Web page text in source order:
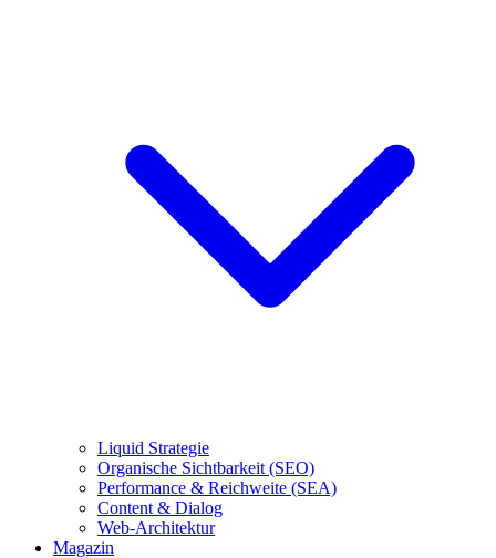
Liquid Strategie
Organische Sichtbarkeit (SEO)
Performance & Reichweite (SEA)
Content & Dialog
Web-Architektur
Magazin